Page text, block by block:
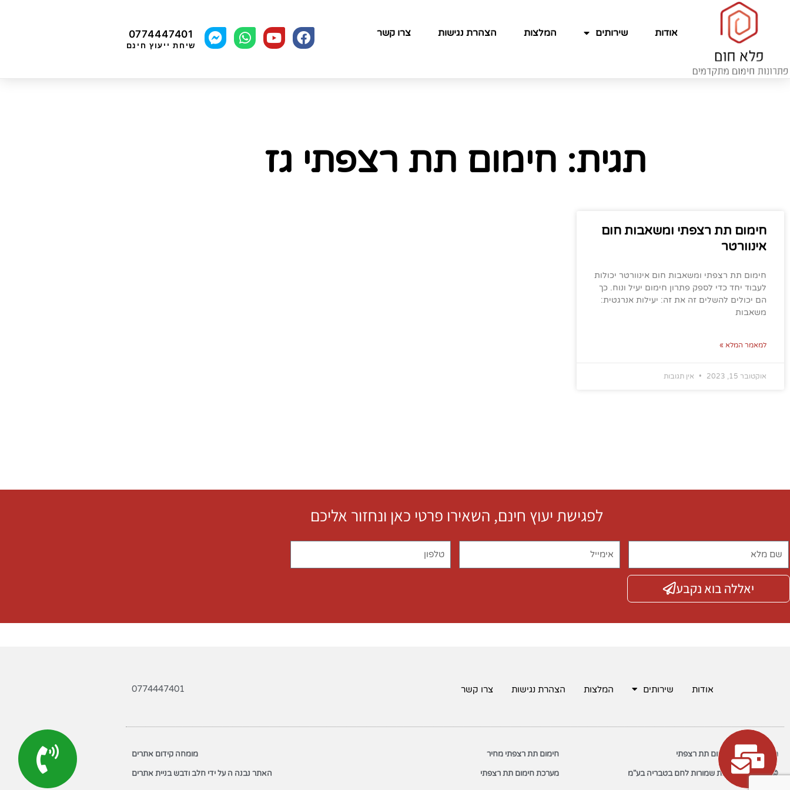
אודות שירותים המלצות הצהרת נגישות צרו קשר 0774447401
שיחת ייעוץ חינם
תגית: חימום תת רצפתי גז
חימום תת רצפתי ומשאבות חום
אינוורטר
חימום תת רצפתי ומשאבות חום אינוורטר יכולות
לעבוד יחד כדי לספק פתרון חימום יעיל ונוח. כך
הם יכולים להשלים זה את זה: יעילות אנרגטית:
משאבות
למאמר המלא »
אוקטובר 15, 2023 אין תגובות
לפגישת יעוץ חינם, השאירו פרטי כאן ונחזור אליכם
יאללה בוא נקבע
אודות שירותים המלצות הצהרת נגישות צרו קשר 0774447401
משאבות חום לחימום תת רצפתי
© 2022 כל הזכויות שמורות לחם בטבריה בע"מ
חימום תת רצפתי מחיר
מערכת חימום תת רצפתי
מומחה קידום אתרים
האתר נבנה ה על ידי חלב ודבש בניית אתרים